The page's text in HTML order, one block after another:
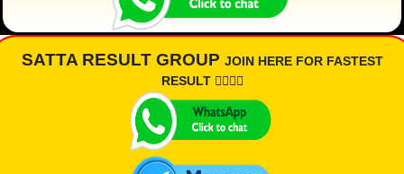
SATTA RESULT GROUP JOIN HERE FOR FASTEST
RESULT 👇🏾👇🏾